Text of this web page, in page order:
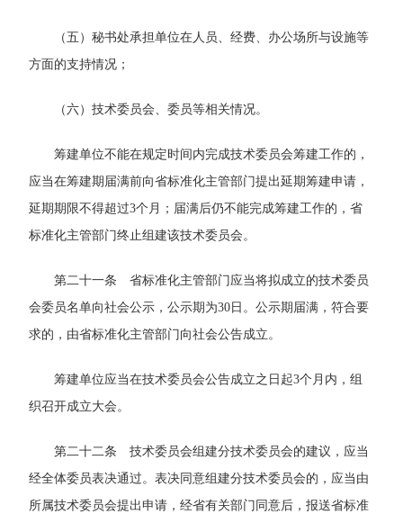
（五）秘书处承担单位在人员、经费、办公场所与设施等
方面的支持情况；
（六）技术委员会、委员等相关情况。
筹建单位不能在规定时间内完成技术委员会筹建工作的，
应当在筹建期届满前向省标准化主管部门提出延期筹建申请，
延期期限不得超过3个月；届满后仍不能完成筹建工作的，省
标准化主管部门终止组建该技术委员会。
第二十一条 省标准化主管部门应当将拟成立的技术委员
会委员名单向社会公示，公示期为30日。公示期届满，符合要
求的，由省标准化主管部门向社会公告成立。
筹建单位应当在技术委员会公告成立之日起3个月内，组
织召开成立大会。
第二十二条 技术委员会组建分技术委员会的建议，应当
经全体委员表决通过。表决同意组建分技术委员会的，应当由
所属技术委员会提出申请，经省有关部门同意后，报送省标准